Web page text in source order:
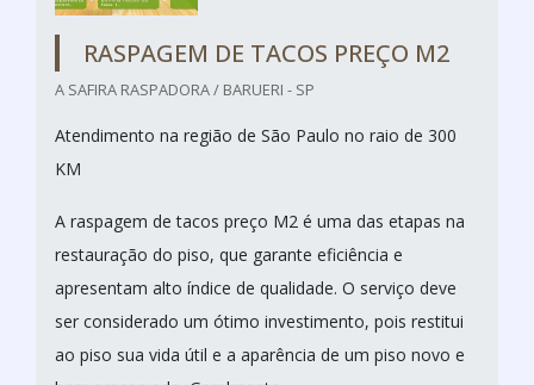
RASPAGEM DE TACOS PREÇO M2
A SAFIRA RASPADORA / BARUERI - SP
Atendimento na região de São Paulo no raio de 300
KM
A raspagem de tacos preço M2 é uma das etapas na
restauração do piso, que garante eficiência e
apresentam alto índice de qualidade. O serviço deve
ser considerado um ótimo investimento, pois restitui
ao piso sua vida útil e a aparência de um piso novo e